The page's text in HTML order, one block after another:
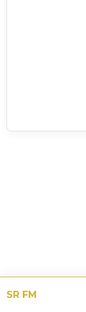
SR FM